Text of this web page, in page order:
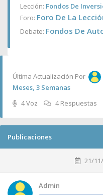
Lección: Fondos De
Foro: Foro De La
Debate: Fondos De
Última Actualización Por
Meses, 3 Semanas
4 Voz
4 Respuestas
Publicaciones
21/
Admin